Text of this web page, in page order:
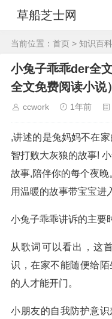
草船芝士网
当前位置： 首页 > 知识百科
小兔子乖乖der全
全文免费阅读小说）
ccwork 1年前
,讲述的是兔妈妈不在
智打败大灰狼的故事!
故事,陪伴你的每个夜
用温暖的故事带宝宝进
小兔子乖乖讲诉的主要
从歌词可以看出，这
识，在家不能随便给
的人才能开门。
小朋友的自我防护意